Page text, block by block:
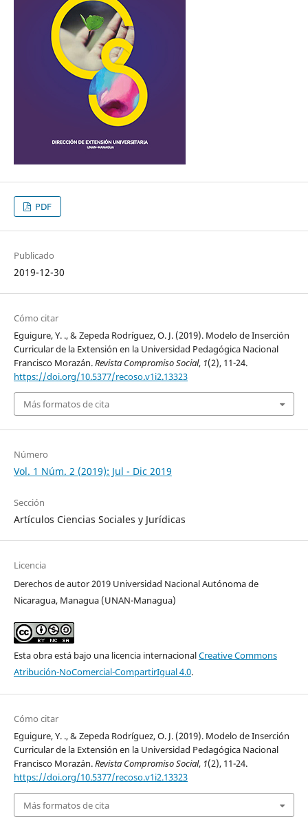
PDF
Publicado
2019-12-30
Cómo citar
Eguigure, Y. ., & Zepeda Rodríguez, O. J. (2019). Modelo de Inserción
Curricular de la Extensión en la Universidad Pedagógica Nacional
Francisco Morazán.Revista Compromiso Social, 1(2), 11-24.
https://doi.org/10.5377/recoso.v1i2.13323
Más formatos de cita
Número
Vol. 1 Núm. 2 (2019): Jul - Dic 2019
Sección
Artículos Ciencias Sociales y Jurídicas
Licencia
Derechos de autor 2019 Universidad Nacional Autónoma de
Nicaragua, Managua (UNAN-Managua)
Esta obra está bajo una licencia internacionalCreative Commons
Atribución-NoComercial-CompartirIgual 4.0.
Cómo citar
Eguigure, Y. ., & Zepeda Rodríguez, O. J. (2019). Modelo de Inserción
Curricular de la Extensión en la Universidad Pedagógica Nacional
Francisco Morazán.Revista Compromiso Social, 1(2), 11-24.
https://doi.org/10.5377/recoso.v1i2.13323
Más formatos de cita